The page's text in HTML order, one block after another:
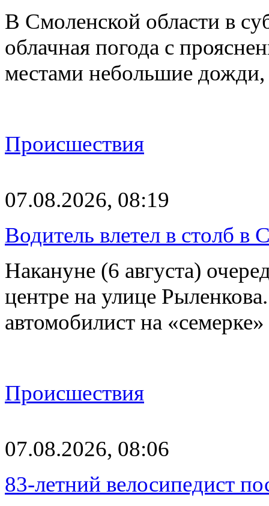
В Смоленской области в
облачная погода с
местами небольшие
Происшествия
07.08.2026, 08:19
Водитель влетел в столб в
Накануне (6 августа)
центре на улице
автомобилист на
Происшествия
07.08.2026, 08:06
83-летний велосипедист